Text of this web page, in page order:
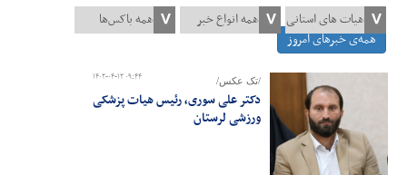
همه‌ی خبرهای امروز
۱۴۰۲-۰۴-۱۲ ۰۹:۴۴ /تک عکس/
دکتر علی سوری، رئیس هیات پزشکی
ورزشی لرستان